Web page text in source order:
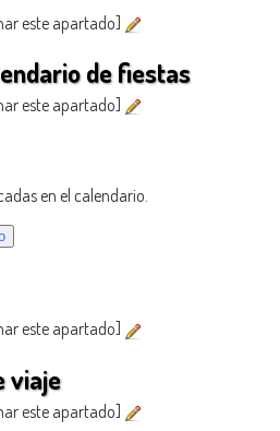
este apartado]
de fiestas
este apartado]
en el calendario.
este apartado]
viaje
este apartado]